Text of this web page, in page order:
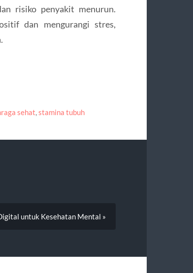
risiko penyakit menurun.
dan mengurangi stres,
sehat,stamina tubuh
untuk Kesehatan Mental »